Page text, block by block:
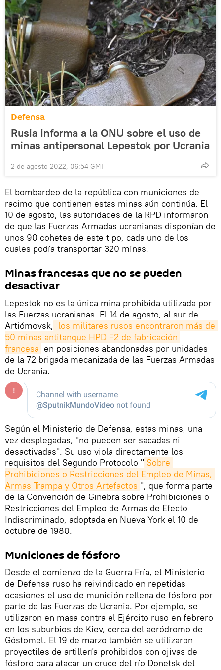
Defensa
Rusia informa a la ONU sobre el uso de
minas antipersonal Lepestok por Ucrania
2 de agosto 2022, 06:54 GMT
El bombardeo de la república con municiones de
racimo que contienen estas minas aún continúa. El
10 de agosto, las autoridades de la RPD informaron
de que las Fuerzas Armadas ucranianas disponían de
unos 90 cohetes de este tipo, cada uno de los
cuales podía transportar 320 minas.
Minas francesas que no se pueden
desactivar
Lepestok no es la única mina prohibida utilizada por
las Fuerzas ucranianas. El 14 de agosto, al sur de
Artiómovsk, los militares rusos encontraron más de
50 minas antitanque HPD F2 de fabricación
francesa en posiciones abandonadas por unidades
de la 72 brigada mecanizada de las Fuerzas Armadas
de Ucrania.
Según el Ministerio de Defensa, estas minas, una
vez desplegadas, "no pueden ser sacadas ni
desactivadas". Su uso viola directamente los
requisitos del Segundo Protocolo " Sobre
Prohibiciones o Restricciones del Empleo de Minas,
Armas Trampa y Otros Artefactos ", que forma parte
de la Convención de Ginebra sobre Prohibiciones o
Restricciones del Empleo de Armas de Efecto
Indiscriminado, adoptada en Nueva York el 10 de
octubre de 1980.
Municiones de fósforo
Desde el comienzo de la Guerra Fría, el Ministerio
de Defensa ruso ha reivindicado en repetidas
ocasiones el uso de munición rellena de fósforo por
parte de las Fuerzas de Ucrania. Por ejemplo, se
utilizaron en masa contra el Ejército ruso en febrero
en los suburbios de Kiev, cerca del aeródromo de
Góstomel. El 19 de marzo también se utilizaron
proyectiles de artillería prohibidos con ojivas de
fósforo para atacar un cruce del río Donetsk del